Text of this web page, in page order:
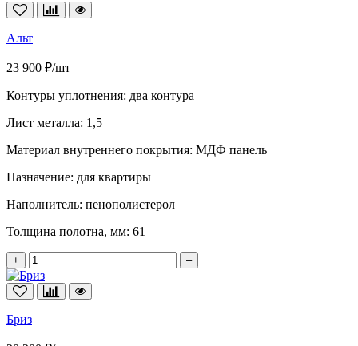
Альт
23 900 ₽/шт
Контуры уплотнения: два контура
Лист металла: 1,5
Материал внутреннего покрытия: МДФ панель
Назначение: для квартиры
Наполнитель: пенополистерол
Толщина полотна, мм: 61
+ –
Бриз